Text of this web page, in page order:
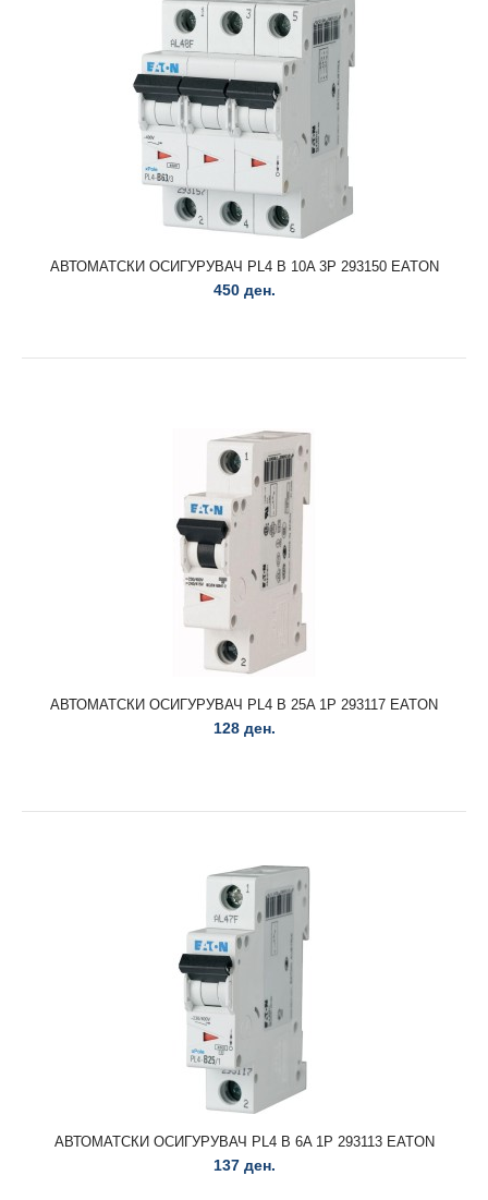
АВТОМАТСКИ ОСИГУРУВАЧ HX-B10A 1P 6KA EATON
143 ден.
АВТОМАТСКИ ОСИГУРУВАЧ HX-B10A 1P 6KA 194819
EATON..
АВТОМАТСКИ ОСИГУРУВАЧ HX-B16A 1P 6KA 194821
EATON
143 ден.
АВТОМАТСКИ ОСИГУРУВАЧ HX-B10A 1P 6KA 194821
АВТОМАТСКИ ОСИГУРУВАЧ PL4 B 10A 3P 293150 EATON
450 ден.
АВТОМАТСКИ ОСИГУРУВАЧ PL4 B 25A 1P 293117 EATON
128 ден.
АВТОМАТСКИ ОСИГУРУВАЧ PL4 B 6A 1P 293113 EATON
137 ден.